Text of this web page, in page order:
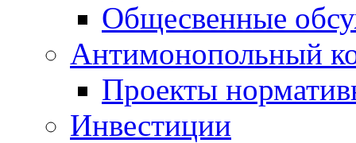
Общесвенные
Антимонопольный
Проекты
Инвестиции